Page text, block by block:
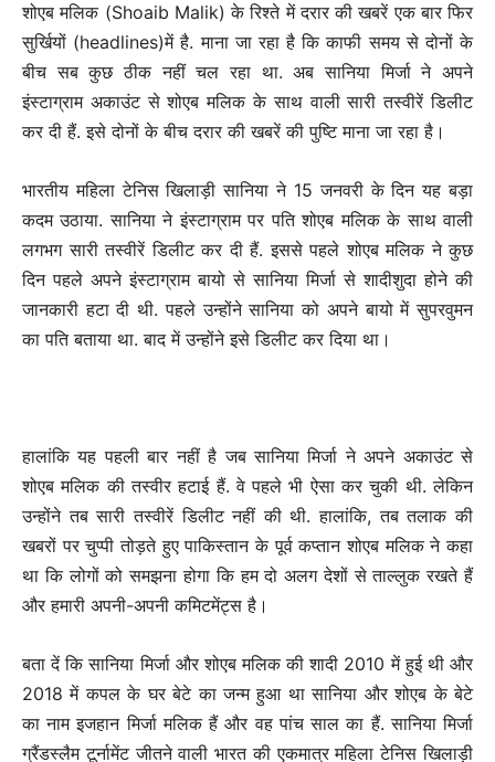
शोएब मलिक (Shoaib Malik) के रिश्ते में दरार की खबरें एक बार फिर
सुर्खियों (headlines)में है. माना जा रहा है कि काफी समय से दोनों के
बीच सब कुछ ठीक नहीं चल रहा था. अब सानिया मिर्जा ने अपने
इंस्टाग्राम अकाउंट से शोएब मलिक के साथ वाली सारी तस्वीरें डिलीट
कर दी हैं. इसे दोनों के बीच दरार की खबरें की पुष्टि माना जा रहा है।
भारतीय महिला टेनिस खिलाड़ी सानिया ने 15 जनवरी के दिन यह बड़ा
कदम उठाया. सानिया ने इंस्टाग्राम पर पति शोएब मलिक के साथ वाली
लगभग सारी तस्वीरें डिलीट कर दी हैं. इससे पहले शोएब मलिक ने कुछ
दिन पहले अपने इंस्टाग्राम बायो से सानिया मिर्जा से शादीशुदा होने की
जानकारी हटा दी थी. पहले उन्होंने सानिया को अपने बायो में सुपरवुमन
का पति बताया था. बाद में उन्होंने इसे डिलीट कर दिया था।
हालांकि यह पहली बार नहीं है जब सानिया मिर्जा ने अपने अकाउंट से
शोएब मलिक की तस्वीर हटाई हैं. वे पहले भी ऐसा कर चुकी थी. लेकिन
उन्होंने तब सारी तस्वीरें डिलीट नहीं की थी. हालांकि, तब तलाक की
खबरों पर चुप्पी तोड़ते हुए पाकिस्तान के पूर्व कप्तान शोएब मलिक ने कहा
था कि लोगों को समझना होगा कि हम दो अलग देशों से ताल्लुक रखते हैं
और हमारी अपनी-अपनी कमिटमेंट्स है।
बता दें कि सानिया मिर्जा और शोएब मलिक की शादी 2010 में हुई थी और
2018 में कपल के घर बेटे का जन्म हुआ था सानिया और शोएब के बेटे
का नाम इजहान मिर्जा मलिक हैं और वह पांच साल का हैं. सानिया मिर्जा
ग्रैंडस्लैम टूर्नामेंट जीतने वाली भारत की एकमात्र महिला टेनिस खिलाड़ी